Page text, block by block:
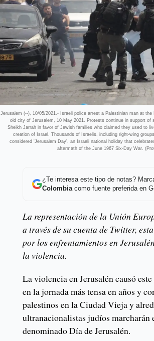
Jerusalem (--), 10/05/2021.- Israeli police arrest a Palestinian man at
old city of Jerusalem, 10 May 2021. Protests continue in support of
Sheikh Jarrah in favor of Jewish families who claimed they used to
creation of Israel. Thousands of Israelis, including right-wing
considered 'Jerusalem Day', an Israeli national holiday that
aftermath of the June 1967 Six-Day War.
¿Te interesa este tipo de notas?
Colombiacomo fuente preferida en
La representación de la Unión
a través de su cuenta de Twitter,
por los enfrentamientos en
la violencia.
La violencia en Jerusalén causó
en la jornada más tensa en años y
palestinos en la Ciudad Vieja y
ultranacionalistas judíos marcharán
denominado Día de Jerusalén.